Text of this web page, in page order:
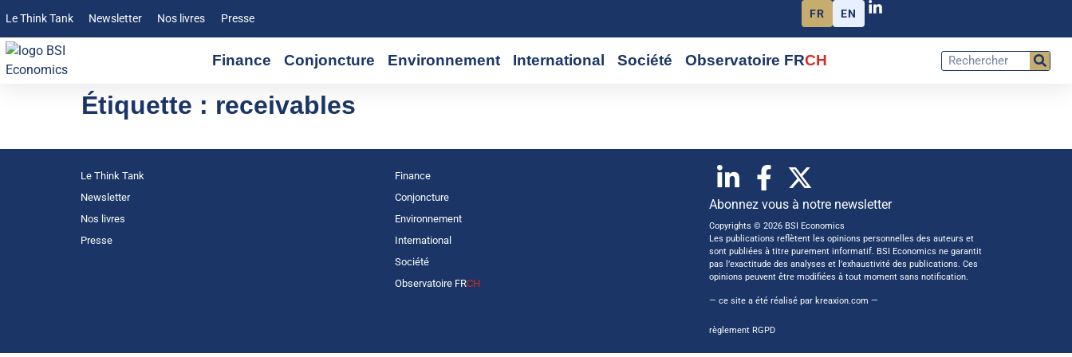
Le Think Tank Newsletter Nos livres Presse FR EN
Finance Conjoncture Environnement International Société Observatoire FRCH
Étiquette : receivables
Le Think Tank
Newsletter
Nos livres
Presse
Finance
Conjoncture
Environnement
International
Société
Observatoire FRCH
Abonnez vous à notre newsletter
Copyrights © 2026 BSI Economics
Les publications reflètent les opinions personnelles des auteurs et
sont publiées à titre purement informatif. BSI Economics ne garantit
pas l’exactitude des analyses et l’exhaustivité des publications. Ces
opinions peuvent être modifiées à tout moment sans notification.
— ce site a été réalisé par kreaxion.com —
règlement RGPD